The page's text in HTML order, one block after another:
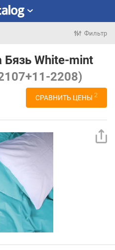
Фильтр
Бязь White-mint
2208)
СРАВНИТЬ ЦЕНЫ 2